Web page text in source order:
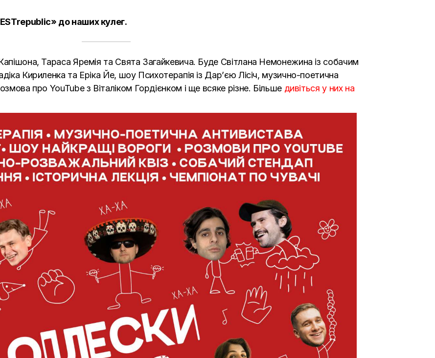
до наших кулег.
Тараса Яремія та Свята Загайкевича. Буде Світлана Немонежина із собачим
Кириленка та Еріка Йе, шоу Психотерапія із Дар’єю Лісіч, музично-поетична
про YouTube з Віталіком Гордієнком і ще всяке різне. Більше дивіться у них на